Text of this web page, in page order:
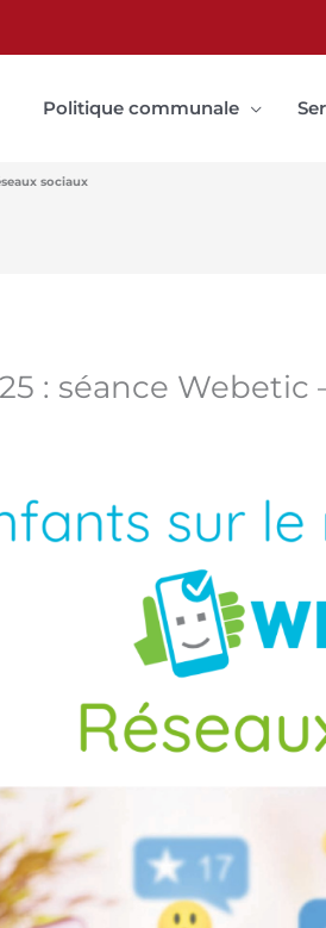
Politique communale
sociaux
: séance Webetic